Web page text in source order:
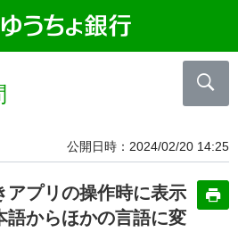
公開日時 2024/02/20 14:25
アプリの操作時に表示
語からほかの言語に変